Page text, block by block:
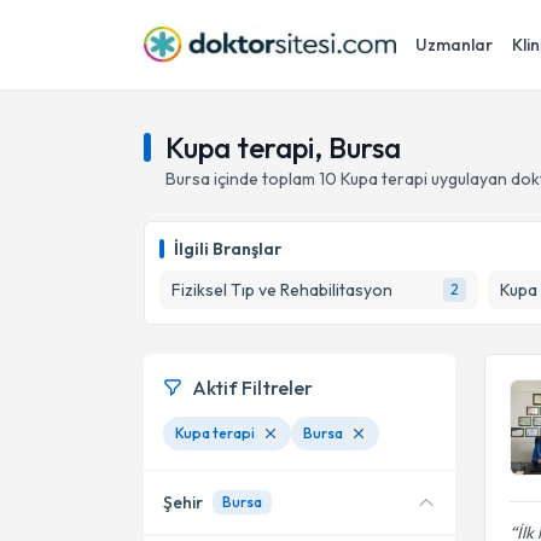
Uzmanlar
Kupa terapi, Bursa
Bursa içinde toplam 10 Kupa terapi uygulayan
İlgili Branşlar
Fiziksel Tıp ve Rehabilitasyon
2
İlk
Aktif Filtreler
Kupa terapi Bursa
Şehir Bursa